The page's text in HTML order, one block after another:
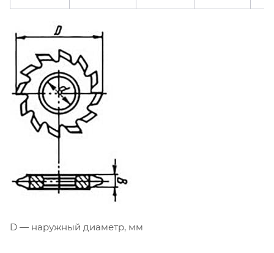
D — наружный диаметр, мм